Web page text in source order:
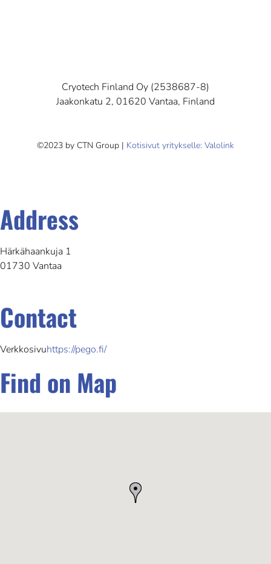
Cryotech Finland Oy (2538687-8)
Jaakonkatu 2, 01620 Vantaa, Finland
©2023 by CTN Group | Kotisivut yritykselle: Valolink
Address
Härkähaankuja 1
01730 Vantaa
Contact
Verkkosivuhttps://pego.fi/
Find on Map